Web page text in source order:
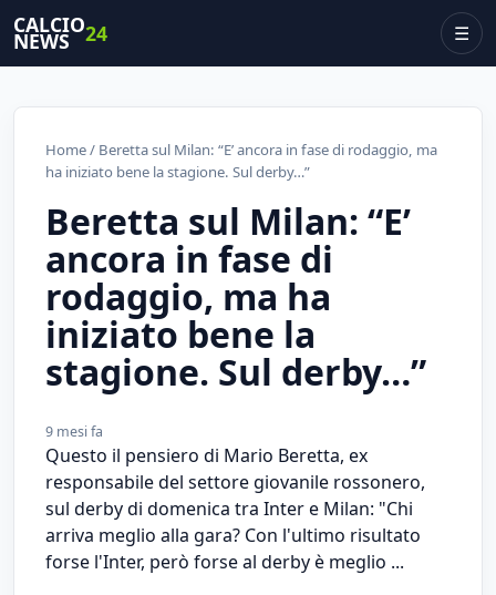
CALCIO
NEWS 24 ☰
Home/ Beretta sul Milan: “E’ ancora in fase di rodaggio, ma
ha iniziato bene la stagione. Sul derby…”
Beretta sul Milan: “E’
ancora in fase di
rodaggio, ma ha
iniziato bene la
stagione. Sul derby…”
9 mesi fa
Questo il pensiero di Mario Beretta, ex
responsabile del settore giovanile rossonero,
sul derby di domenica tra Inter e Milan: "Chi
arriva meglio alla gara? Con l'ultimo risultato
forse l'Inter, però forse al derby è meglio ...